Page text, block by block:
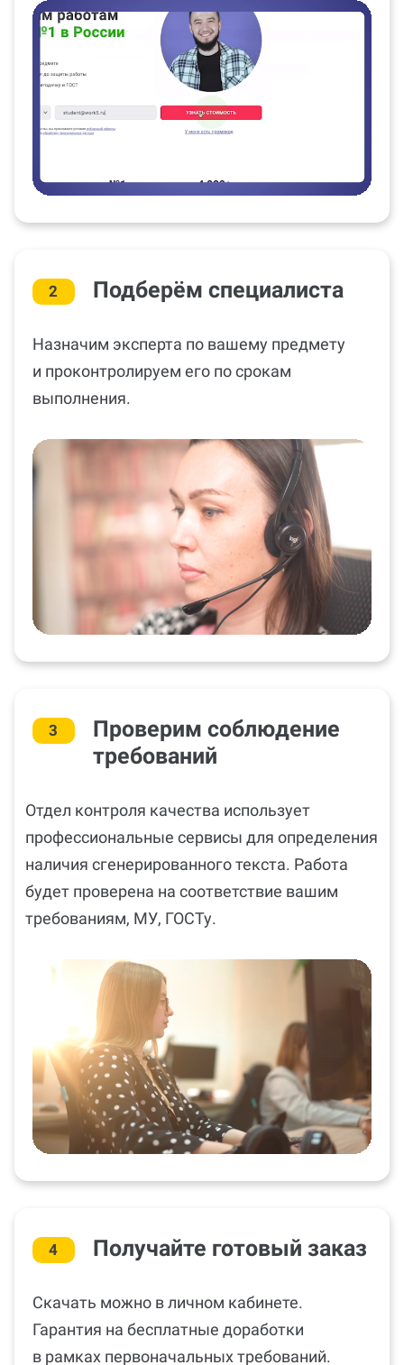
2 Подберём специалиста
Назначим эксперта по вашему предмету
и проконтролируем его по срокам
выполнения.
3
Проверим соблюдение
требований
Отдел контроля качества использует
профессиональные сервисы для определения
наличия сгенерированного текста. Работа
будет проверена на соответствие вашим
требованиям, МУ, ГОСТу.
4 Получайте готовый заказ
Скачать можно в личном кабинете.
Гарантия на бесплатные доработки
в рамках первоначальных требований.